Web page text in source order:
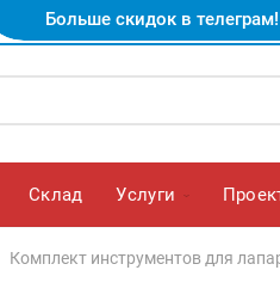
Больше скидок в
Cклад Услуги
Комплект инструментов для